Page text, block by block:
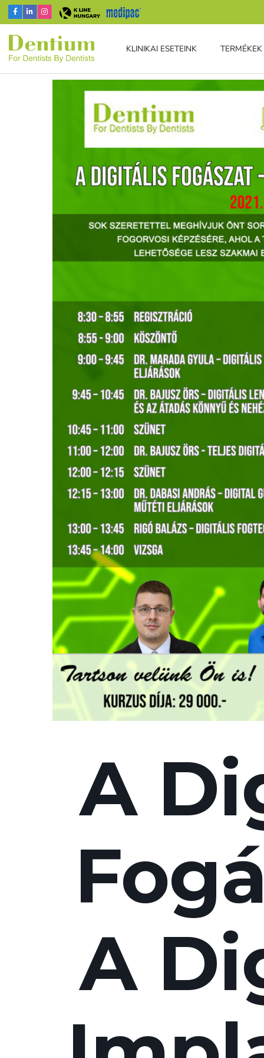
KLINIKAI ESETEINK TERMÉKEK
A
A